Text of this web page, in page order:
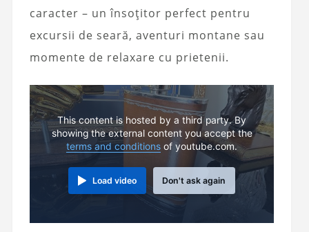
caracter – un însoțitor perfect pentru
excursii de seară, aventuri montane sau
momente de relaxare cu prietenii.
This content is hosted by a third party. By
showing the external content you accept the
terms and conditions of youtube.com.
Load video Don't ask again